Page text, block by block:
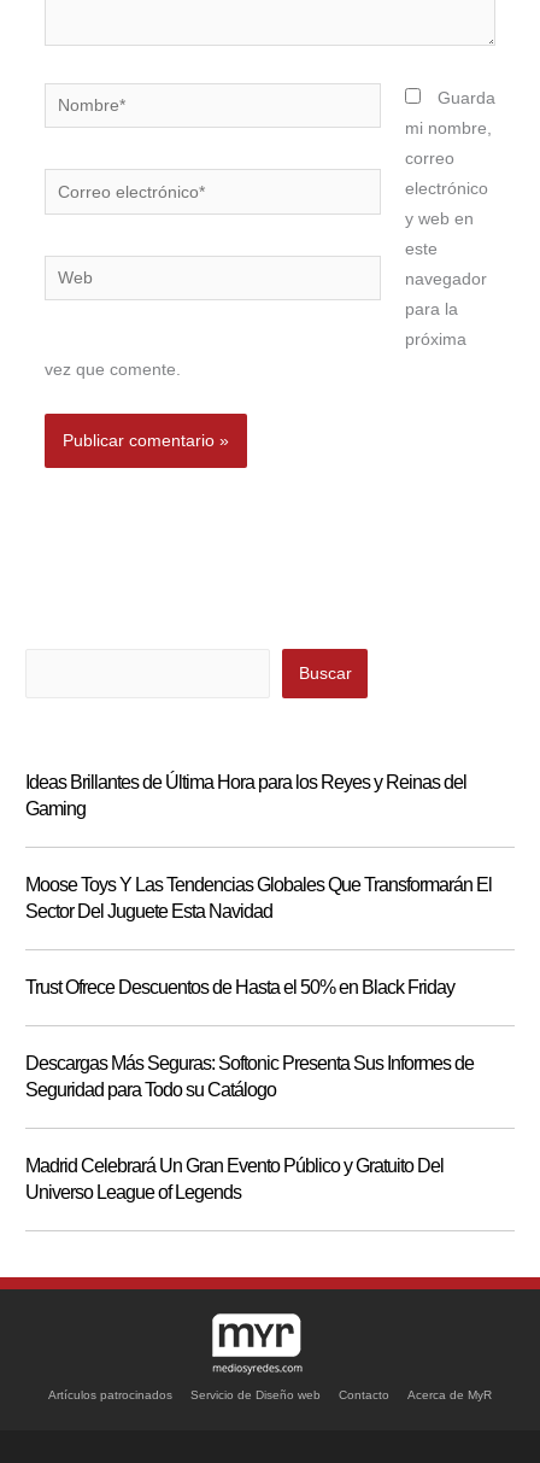
Nombre*
Correo
electrónico*
Web
Guarda
mi nombre,
correo
electrónico
y web en
este
navegador
para la
próxima
vez que comente.
Buscar
Ideas Brillantes de Última Hora para los Reyes y Reinas del
Gaming
Moose Toys Y Las Tendencias Globales Que Transformarán El
Sector Del Juguete Esta Navidad
Trust Ofrece Descuentos de Hasta el 50% en Black Friday
Descargas Más Seguras: Softonic Presenta Sus Informes de
Seguridad para Todo su Catálogo
Madrid Celebrará Un Gran Evento Público y Gratuito Del
Universo League of Legends
Artículos patrocinados Servicio de Diseño web Contacto Acerca de MyR